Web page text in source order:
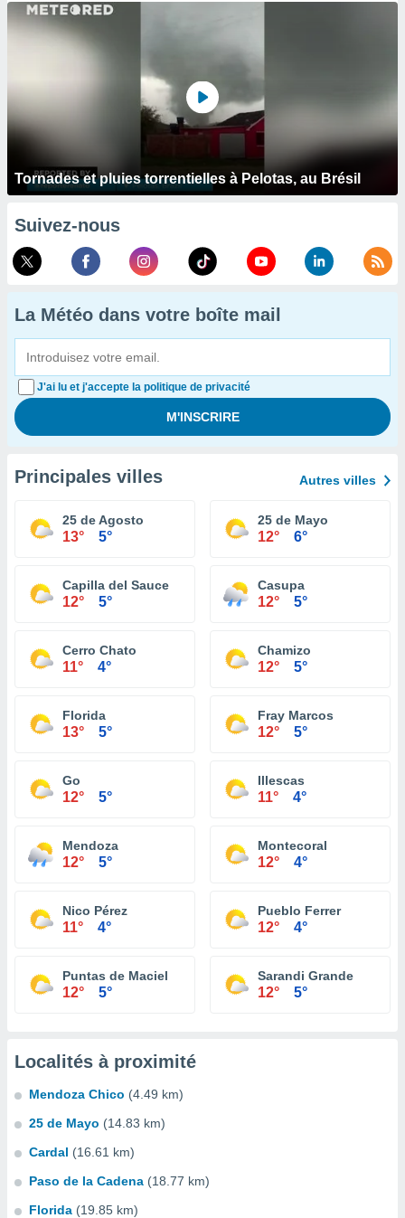
Tornades et pluies torrentielles à Pelotas, au Brésil
Suivez-nous
La Météo dans votre boîte mail
J'ai lu et j'accepte la politique de privacité
Principales villes Autres villes
25 de Agosto
13° 5°
25 de Mayo
12° 6°
Capilla del Sauce
12° 5°
Casupa
12° 5°
Cerro Chato
11° 4°
Chamizo
12° 5°
Florida
13° 5°
Fray Marcos
12° 5°
Go
12° 5°
Illescas
11° 4°
Mendoza
12° 5°
Montecoral
12° 4°
Nico Pérez
11° 4°
Pueblo Ferrer
12° 4°
Puntas de Maciel
12° 5°
Sarandi Grande
12° 5°
Localités à proximité
Mendoza Chico (4.49 km)
25 de Mayo (14.83 km)
Cardal (16.61 km)
Paso de la Cadena (18.77 km)
Florida (19.85 km)